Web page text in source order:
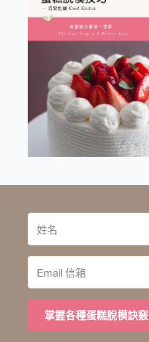
掌握各種蛋糕脫模訣竅